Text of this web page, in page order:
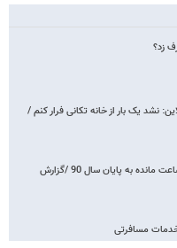
زد؟
نشد یک بار از خانه تکانی فرار کنم /
حال و هوای خرید نوروزی در فاصله چند ساعت مانده به پایان سال 90 /گزارش
مسافرتی